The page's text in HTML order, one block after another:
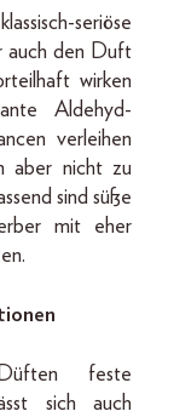
seriöse
auch den Duft
wirken
Aldehyd-
verleihen
aber nicht zu
sind süße
mit eher
feste
sich auch